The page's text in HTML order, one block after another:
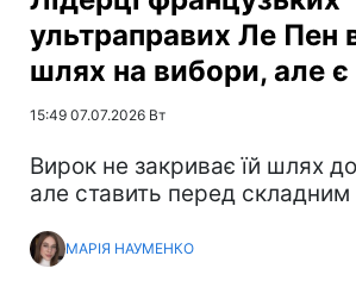
ультраправих Ле Пен
шлях на вибори, але
15:49 07.07.2026 Вт
Вирок не закриває їй шлях
але ставить перед
МАРІЯ НАУМЕНКО